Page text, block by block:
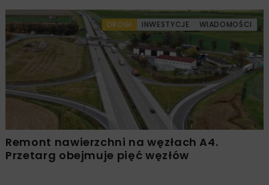
DROGI INWESTYCJE WIADOMOŚCI
Remont nawierzchni na węzłach A4.
Przetarg obejmuje pięć węzłów